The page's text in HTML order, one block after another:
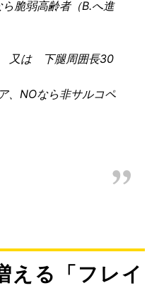
脆弱高齢者（B.へ進
又は 下腿周囲長30
、NOなら非サルコペ
える「フレイ